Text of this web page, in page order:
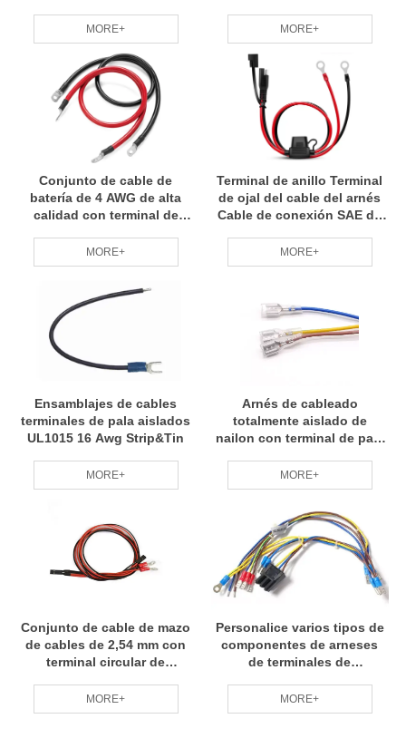
MORE+ MORE+
Conjunto de cable de
batería de 4 AWG de alta
calidad con terminal de
desconexión rápida
MORE+
Terminal de anillo Terminal
de ojal del cable del arnés
Cable de conexión SAE de
arnés
MORE+
Ensamblajes de cables
terminales de pala aislados
UL1015 16 Awg Strip&Tin
MORE+
Arnés de cableado
totalmente aislado de
nailon con terminal de pala
MORE+
Conjunto de cable de mazo
de cables de 2,54 mm con
terminal circular de
MORE+
Personalice varios tipos de
componentes de arneses
de terminales de
automóviles e industria
MORE+